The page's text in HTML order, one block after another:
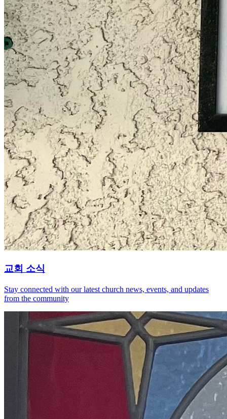
교회 소식
Stay connected with our latest church news, events, and updates
from the community